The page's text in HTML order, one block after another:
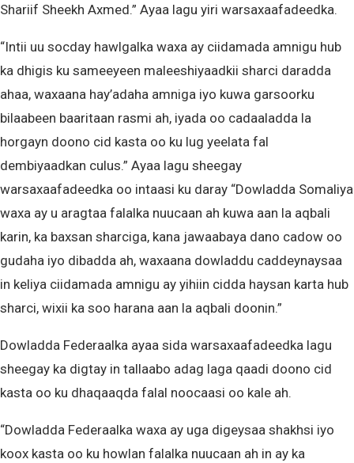
Shariif Sheekh Axmed.” Ayaa lagu yiri warsaxaafadeedka.
“Intii uu socday hawlgalka waxa ay ciidamada amnigu hub
ka dhigis ku sameeyeen maleeshiyaadkii sharci daradda
ahaa, waxaana hay’adaha amniga iyo kuwa garsoorku
bilaabeen baaritaan rasmi ah, iyada oo cadaaladda la
horgayn doono cid kasta oo ku lug yeelata fal
dembiyaadkan culus.” Ayaa lagu sheegay
warsaxaafadeedka oo intaasi ku daray “Dowladda Somaliya
waxa ay u aragtaa falalka nuucaan ah kuwa aan la aqbali
karin, ka baxsan sharciga, kana jawaabaya dano cadow oo
gudaha iyo dibadda ah, waxaana dowladdu caddeynaysaa
in keliya ciidamada amnigu ay yihiin cidda haysan karta hub
sharci, wixii ka soo harana aan la aqbali doonin.”
Dowladda Federaalka ayaa sida warsaxaafadeedka lagu
sheegay ka digtay in tallaabo adag laga qaadi doono cid
kasta oo ku dhaqaaqda falal noocaasi oo kale ah.
“Dowladda Federaalka waxa ay uga digeysaa shakhsi iyo
koox kasta oo ku howlan falalka nuucaan ah in ay ka